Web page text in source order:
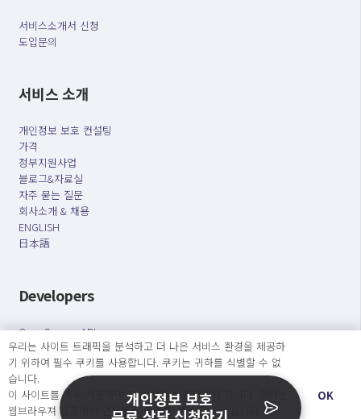
서비스소개서 신청
도입문의
서비스 소개
개인정보 보호 컨설팅
가격
정부지원사업
블로그&자료실
자주 묻는 질문
회사소개 & 채용
ENGLISH
日本語
Developers
OpenSource API
오늘보다 더 나은 내일을 만드는 사람들
개인정보처리방침 서비스 이용약관
우리는 사이트 트래픽을 분석하고 더 나은 서비스 환경을 제공하
기 위하여 필수 쿠키를 사용합니다. 쿠키는 귀하를 식별할 수 없
습니다.
이 사이트를 계속 사용하면 쿠키 사용에 동의하게 됩니다. 귀하는
웹브라우져 설정에서 언제든지 쿠키를 삭제 할 수있습니다.
OK
개인정보 보호